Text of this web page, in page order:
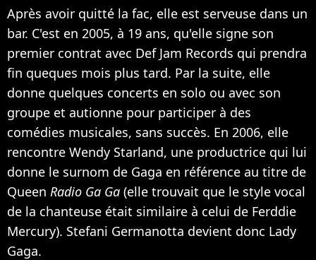
Après avoir quitté la fac, elle est serveuse dans un
bar. C'est en 2005, à 19 ans, qu'elle signe son
premier contrat avec Def Jam Records qui prendra
fin queques mois plus tard. Par la suite, elle
donne quelques concerts en solo ou avec son
groupe et autionne pour participer à des
comédies musicales, sans succès. En 2006, elle
rencontre Wendy Starland, une productrice qui lui
donne le surnom de Gaga en référence au titre de
Queen Radio Ga Ga (elle trouvait que le style vocal
de la chanteuse était similaire à celui de Ferddie
Mercury). Stefani Germanotta devient donc Lady
Gaga.